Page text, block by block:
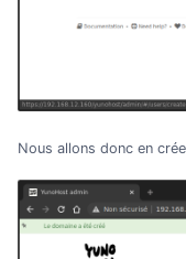
Nous allons donc en